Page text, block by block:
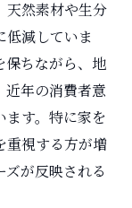
天然素材や生分
低減していま
保ちながら、地
近年の消費者意
ます。特に家を
重視する方が増
が反映される